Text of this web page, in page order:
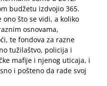
budžetu izdvojio 365.
ono što se vidi, a koliko
osnovama,
te fondova za razne
tužilaštvo, policija i
mafije i njenog uticaja, i
i pošteno da rade svoj